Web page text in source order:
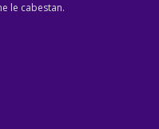
le cabestan.